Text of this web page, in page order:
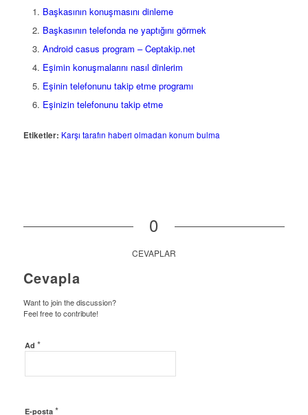
Başkasının konuşmasını dinleme
Başkasının telefonda ne yaptığını görmek
Android casus program – Ceptakip.net
Eşimin konuşmalarını nasıl dinlerim
Eşinin telefonunu takip etme programı
Eşinizin telefonunu takip etme
Etiketler: Karşı tarafın haberi olmadan konum bulma
0
CEVAPLAR
Cevapla
Want to join the discussion?
Feel free to contribute!
Ad *
E-posta *